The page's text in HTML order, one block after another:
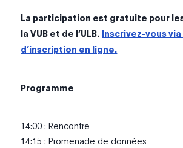
La participation est gratuite pour
la VUB et de l’ULB. Inscrivez-vous
d’inscription en ligne.
Programme
14:00 : Rencontre
14:15 : Promenade de données